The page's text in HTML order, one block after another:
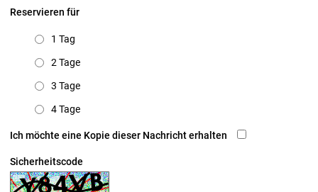
Reservieren für
1 Tag
2 Tage
3 Tage
4 Tage
Ich möchte eine Kopie dieser Nachricht erhalten
Sicherheitscode